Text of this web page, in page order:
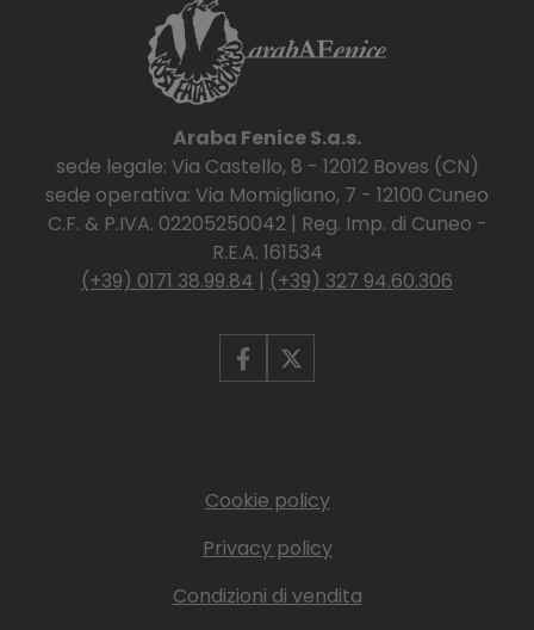
Araba Fenice S.a.s.
sede legale: Via Castello, 8 - 12012 Boves (CN)
sede operativa: Via Momigliano, 7 - 12100 Cuneo
C.F. & P.IVA. 02205250042 | Reg. Imp. di Cuneo -
R.E.A. 161534
(+39) 0171 38.99.84 | (+39) 327 94.60.306
Cookie policy
Privacy policy
Condizioni di vendita